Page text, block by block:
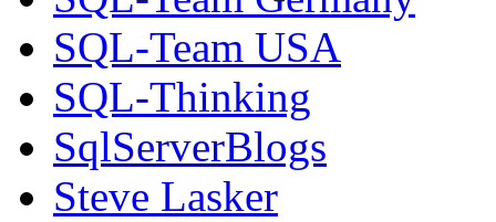
SQL-Team USA
SQL-Thinking
SqlServerBlogs
Steve Lasker